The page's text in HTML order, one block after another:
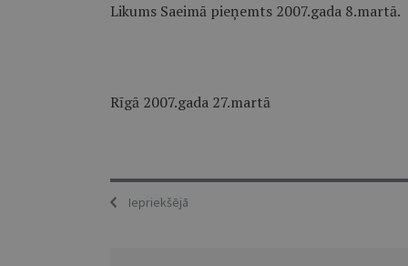
Likums Saeimā pieņemts 2007.gada 8.martā.
Rīgā 2007.gada 27.martā
Iepriekšējā